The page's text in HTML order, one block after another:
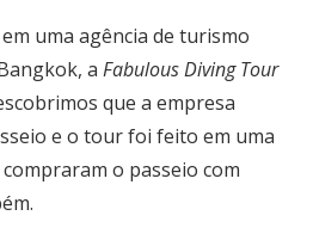
uma agência de turismo
a Fabulous Diving Tour
que a empresa
e o tour foi feito em uma
o passeio com